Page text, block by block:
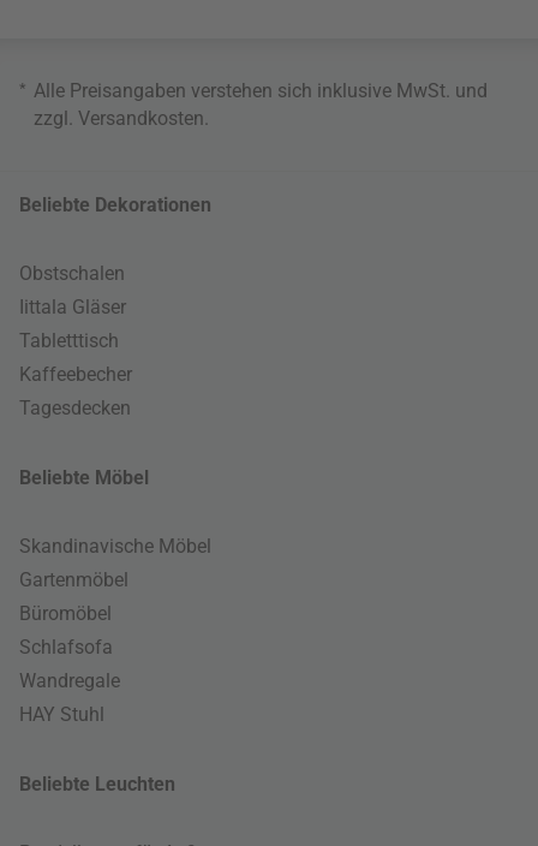
* Alle Preisangaben verstehen sich inklusive MwSt. und
zzgl. Versandkosten
Beliebte Dekorationen
Obstschalen
Iittala Gläser
Tabletttisch
Kaffeebecher
Tagesdecken
Beliebte Möbel
Skandinavische Möbel
Gartenmöbel
Büromöbel
Schlafsofa
Wandregale
HAY Stuhl
Beliebte Leuchten